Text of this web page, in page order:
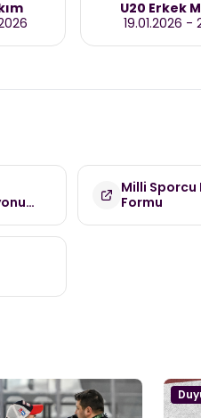
U20 Erkek
19.01.2026 -
Milli Sporcu
Formu